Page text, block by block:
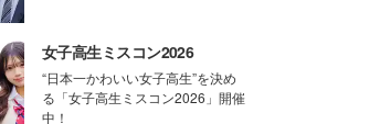
女子高生ミスコン2026
“日本一かわいい女子高生”を決め
る「女子高生ミスコン2026」開催
中！